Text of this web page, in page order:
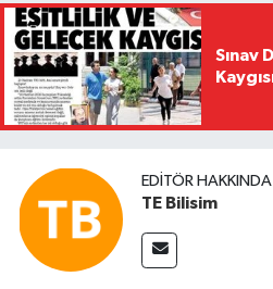
Sınav
EDITÖR HAKKINDA
TE Bilisim